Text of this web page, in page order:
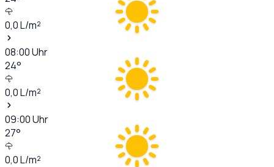
0,0L/m²
08:00Uhr
24°
0,0L/m²
09:00Uhr
27°
0,0L/m²